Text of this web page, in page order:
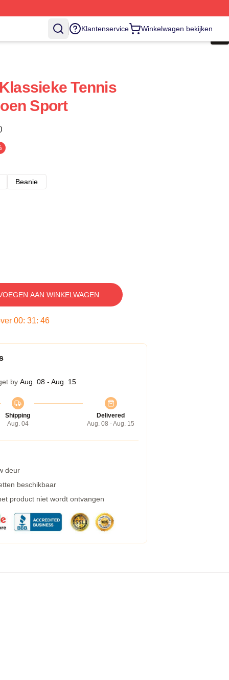
Klantenservice Winkelwagen bekijken
Tennis
Sport
Beanie
AAN WINKELWAGEN
00: 31: 45
by Aug. 08 - Aug. 15
Shipping
Aug. 04
Delivered
Aug. 08 - Aug. 15
deur
beschikbaar
product niet wordt ontvangen